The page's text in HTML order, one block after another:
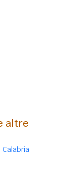
altre
Calabria